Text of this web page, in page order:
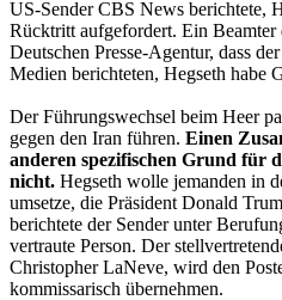
US-Sender CBS News berichtete,
Rücktritt aufgefordert. Ein Beamter
Deutschen Presse-Agentur, dass
Medien berichteten, Hegseth habe
Der Führungswechsel beim Heer
gegen den Iran führen. Einen
anderen spezifischen Grund für
nicht. Hegseth wolle jemanden in
umsetze, die Präsident Donald
berichtete der Sender unter
vertraute Person. Der
Christopher LaNeve, wird den
kommissarisch übernehmen.